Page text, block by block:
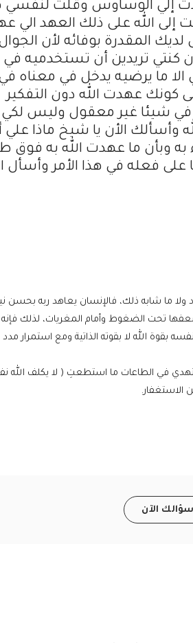
إلي الوساوس وقلت لنفسي
الله على ذلك العهد الي
المقدرة بوفائه لأن
كنتي تريدين أن تستخدميه في
الا ما يرضيه يدخل في معناه
كونك عهدت الله دون التفكير
في شيئا غير معقول وليس لكي
وأسألك الأن يا شيخ ماذا علي
وبأن ما عهدت الله به فوق
فعله في هذا الأمر وأسأل
ما شابه ذلك، فالإنسان يعاهد ربه بحسن
تحت الضغوط وأمام المغريات، لذلك فإنه
بقوة الله لا بقوته الذاتية ومع استمرار مدد
في الطاعات ما استطعتِ ( لا يكلف الله
الاستغفار.
الآن